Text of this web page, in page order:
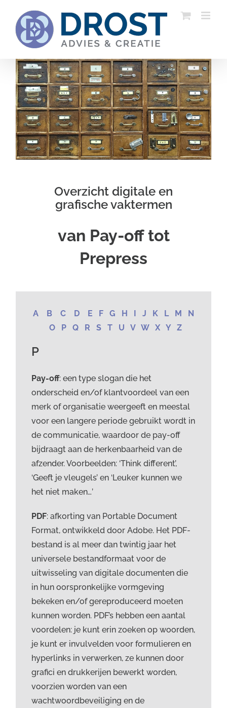
inhoud
Overzicht digitale en
grafische vaktermen
van Pay-off tot
Prepress
A B C D E F G H I J K L M
N
O
P Q R S T U V W X Y Z
P
Pay-off: een type slogan die het
onderscheid en/of klantvoordeel van een
merk of organisatie weergeeft en meestal
voor een langere periode gebruikt wordt in
de communicatie, waardoor de pay-off
bijdraagt aan de herkenbaarheid van de
afzender. Voorbeelden: ‘Think different’,
‘Geeft je vleugels’ en ‘Leuker kunnen we
het niet maken…’
PDF: afkorting van Portable Document
Format, ontwikkeld door Adobe. Het PDF-
bestand is al meer dan twintig jaar het
universele bestandformaat voor de
uitwisseling van digitale documenten die
in hun oorspronkelijke vormgeving
bekeken en/of gereproduceerd moeten
kunnen worden. PDF’s hebben een aantal
voordelen: je kunt erin zoeken op woorden,
je kunt er invulvelden voor formulieren en
hyperlinks in verwerken, ze kunnen door
grafici en drukkerijen bewerkt worden,
voorzien worden van een
wachtwoordbeveiliging en de